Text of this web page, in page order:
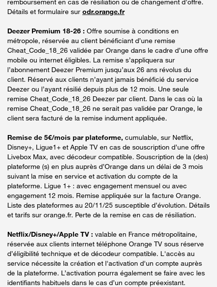
Détails et formulaire sur odr.orange.fr
Deezer Premium 18-26 : Offre soumise à conditions en
métropole, réservée au client bénéficiant d’une remise
Cheat_Code_18_26 validée par Orange dans le cadre d’une offre
mobile ou internet éligibles. La remise s’appliquera sur
l’abonnement Deezer Premium jusqu’aux 26 ans révolus du
client. Réservé aux clients n’ayant jamais bénéficié du service
Deezer ou l’ayant résilié depuis plus de 12 mois. Une seule
remise Cheat_Code_18_26 Deezer par client. Dans le cas où la
remise Cheat_Code_18_26 ne serait pas validée par Orange, le
client sera facturé de la remise indument appliquée.
Remise de 5€/mois par plateforme, cumulable, sur Netflix,
Disney+, Ligue1+ et Apple TV en cas de souscription d’une offre
Livebox Max, avec décodeur compatible. Souscription de la (des)
plateforme (s) en plus auprès d’Orange dans un délai de 3 mois
suivant la mise en service et activation du compte de la
plateforme. Ligue 1+ : avec engagement mensuel ou avec
engagement 12 mois. Remise appliquée sur la facture Orange.
Liste des plateformes au 20/11/25 susceptible d’évolution. Détails
et tarifs sur orange.fr. Perte de la remise en cas de résiliation.
Netflix/Disney+/Apple TV : valable en France métropolitaine,
réservée aux clients internet téléphone Orange TV sous réserve
d’éligibilité technique et de décodeur compatible. L'accès au
service nécessite la création et l'activation d'un compte auprès
de la plateforme. L’activation pourra également se faire avec les
identifiants habituels dans le cas d’un compte préexistant.